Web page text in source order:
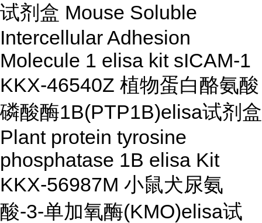
试剂盒 Mouse Soluble
Intercellular Adhesion
Molecule 1 elisa kit sICAM-1
KKX-46540Z 植物蛋白酪氨酸
磷酸酶1B(PTP1B)elisa试剂盒
Plant protein tyrosine
phosphatase 1B elisa Kit
KKX-56987M 小鼠犬尿氨
酸-3-单加氧酶(KMO)elisa试